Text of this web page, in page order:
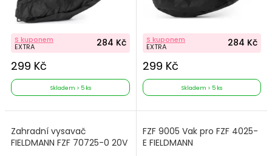
S kuponem
EXTRA 284 Kč
299 Kč
Skladem > 5 ks
S kuponem
EXTRA 284 Kč
299 Kč
Skladem > 5 ks
Zahradní vysavač
FIELDMANN FZF 70725-0 20V
FZF 9005 Vak pro FZF 4025-
E FIELDMANN